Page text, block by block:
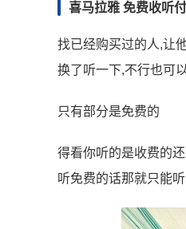
喜马拉雅 免费收听
找已经购买过的人,让
换了听一下,不行也可
只有部分是免费的
得看你听的是收费的
听免费的话那就只能